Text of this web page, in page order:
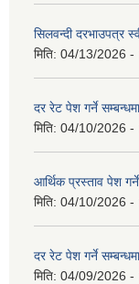
सिलवन्दी दरभाउपत्र
मिति: 04/13/2026 -
दर रेट पेश गर्ने
मिति: 04/10/2026 -
आर्थिक प्रस्ताव पेश
मिति: 04/10/2026 -
दर रेट पेश गर्ने
मिति: 04/09/2026 -